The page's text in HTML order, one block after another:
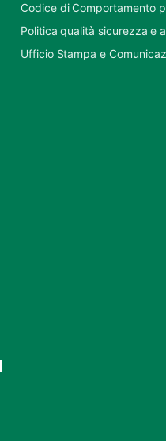
Codice di Comportamento
Politica qualità sicurezza e
Ufficio Stampa e